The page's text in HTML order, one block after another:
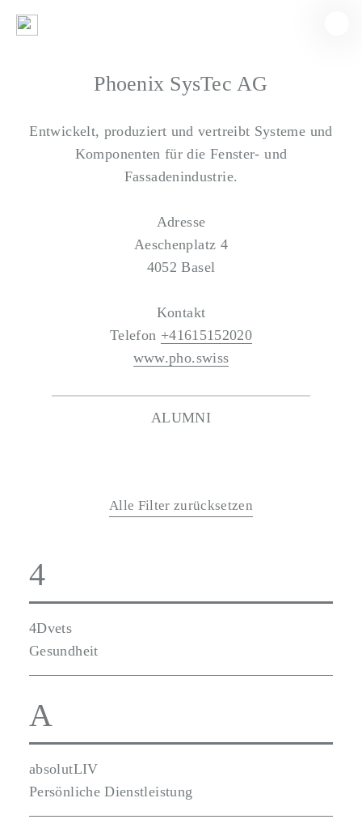
Phoenix SysTec AG
Entwickelt, produziert und vertreibt Systeme und
Komponenten für die Fenster- und
Fassadenindustrie.
Adresse
Aeschenplatz 4
4052 Basel
Kontakt
Telefon +41615152020
www.pho.swiss
ALUMNI
Alle Filter zurücksetzen
4
4Dvets
Gesundheit
A
absolutLIV
Persönliche Dienstleistung